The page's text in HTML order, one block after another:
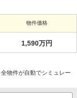
物件価格
1,590万円
物件が自動でシミュレー